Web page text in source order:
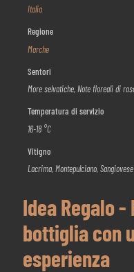
Italia
Regione
Marche
Sentori
More selvatiche, Note floreali di
Temperatura di servizio
16-18 °C
Vitigno
Lacrima, Montepulciano, Sangiovese
Idea Regalo
bottiglia con
esperienza